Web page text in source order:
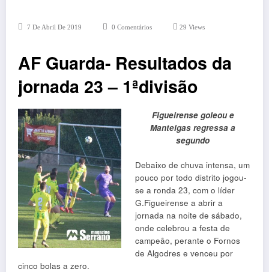
7 De Abril De 2019 0 Comentários 29 Views
AF Guarda- Resultados da
jornada 23 – 1ªdivisão
Figueirense goleou e
Manteigas regressa a
segundo
Debaixo de chuva intensa, um
pouco por todo distrito jogou-
se a ronda 23, com o líder
G.Figueirense a abrir a
jornada na noite de sábado,
onde celebrou a festa de
campeão, perante o Fornos
de Algodres e venceu por
cinco bolas a zero.